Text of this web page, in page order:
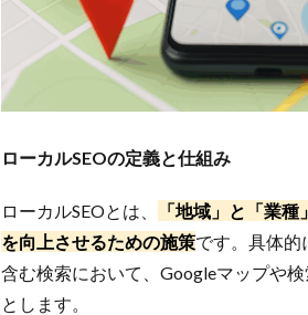
ローカルSEOの定義と仕組み
ローカルSEOとは、
「地域」と「業
を向上させるための施策です。具体的
含む検索において、Googleマップや
とします。